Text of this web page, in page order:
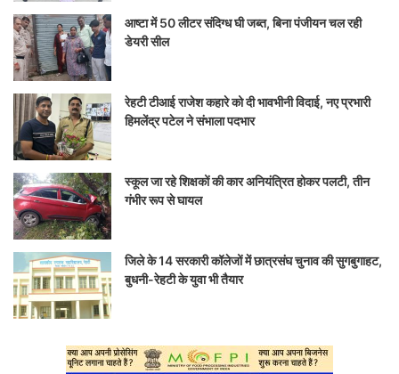
आष्टा में 50 लीटर संदिग्ध घी जब्त, बिना पंजीयन चल रही
डेयरी सील
रेहटी टीआई राजेश कहारे को दी भावभीनी विदाई, नए प्रभारी
हिमलेंद्र पटेल ने संभाला पदभार
स्कूल जा रहे शिक्षकों की कार अनियंत्रित होकर पलटी, तीन
गंभीर रूप से घायल
जिले के 14 सरकारी कॉलेजों में छात्रसंघ चुनाव की सुगबुगाहट,
बुधनी-रेहटी के युवा भी तैयार